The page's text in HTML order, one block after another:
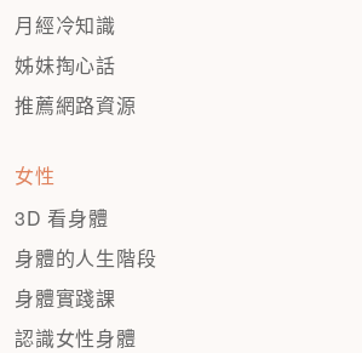
月經冷知識
姊妹掏心話
推薦網路資源
女性
3D 看身體
身體的人生階段
身體實踐課
認識女性身體